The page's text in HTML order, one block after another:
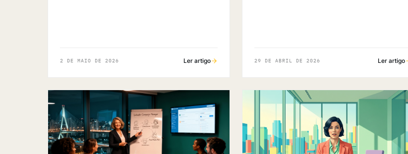
2 DE MAIO DE 2026 Ler artigo 29 DE ABRIL DE 2026 Ler artigo